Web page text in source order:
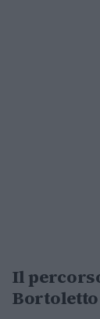
Il
Bortoletto